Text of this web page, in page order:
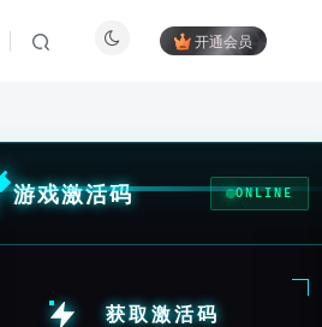
开通会员
游戏激活码 ONLINE
获取激活码